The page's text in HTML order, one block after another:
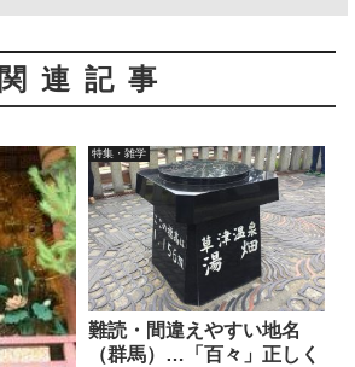
関連記事
特集・雑学
難読・間違えやすい地名
（群馬）…「百々」正しく